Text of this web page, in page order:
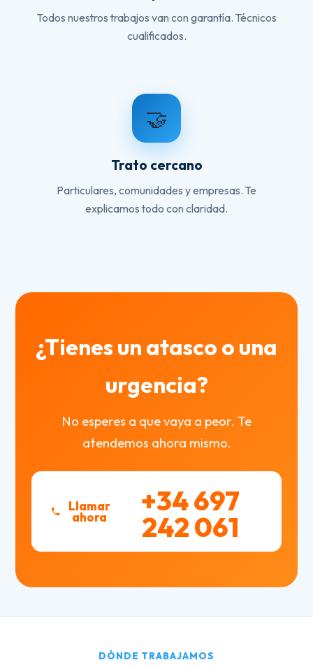
Todos nuestros trabajos van con garantía. Técnicos
cualificados.
🤝
Trato cercano
Particulares, comunidades y empresas. Te
explicamos todo con claridad.
¿Tienes un atasco o una
urgencia?
No esperes a que vaya a peor. Te
atendemos ahora mismo.
Llamar
ahora +34 697
242 061
DÓNDE TRABAJAMOS